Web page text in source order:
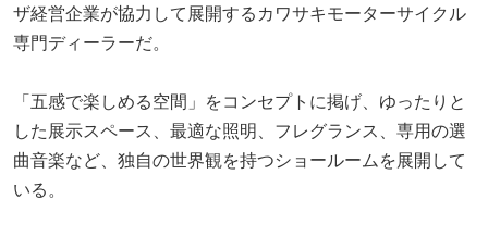
ザ経営企業が協力して展開するカワサキモーターサイクル
専門ディーラーだ。
「五感で楽しめる空間」をコンセプトに掲げ、ゆったりと
した展示スペース、最適な照明、フレグランス、専用の選
曲音楽など、独自の世界観を持つショールームを展開して
いる。